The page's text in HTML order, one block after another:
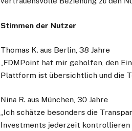
Stimmen der Nutzer
Thomas K. aus Berlin, 38 Jahre
„FDMPoint hat mir geholfen, den
Plattform ist übersichtlich und die
Nina R. aus München, 30 Jahre
„Ich schätze besonders die
Investments jederzeit kontrollieren